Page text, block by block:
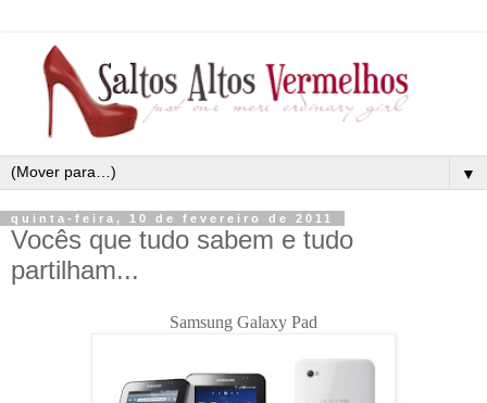
▼
quinta-feira, 10 de fevereiro de 2011
Vocês que tudo sabem e tudo
partilham...
Samsung Galaxy Pad